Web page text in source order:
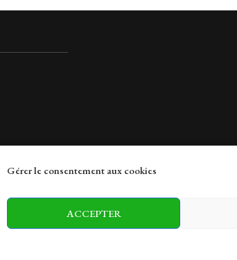
Gérer le consentement aux cookies
ACCEPTER